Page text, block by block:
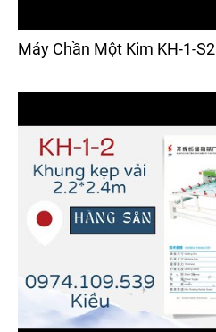
Máy Chần Một Kim KH-1-S2